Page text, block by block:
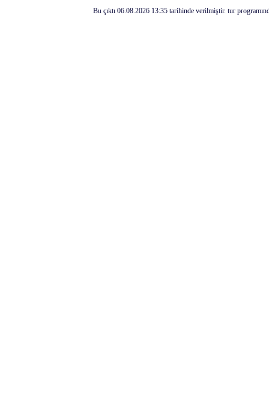
Bu çıktı 06.08.2026 13:35 tarihinde verilmiştir. tur